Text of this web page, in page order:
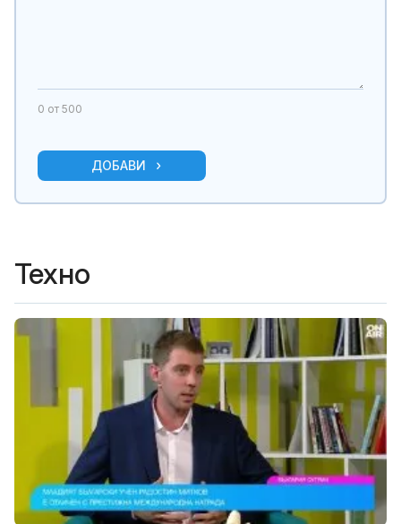
0 от 500
ДОБАВИ
Техно